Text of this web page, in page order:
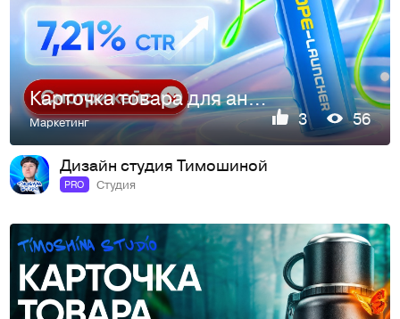
Карточка товара для анстистресса WB
Маркетинг 3 56
Дизайн студия Тимошиной
PRO Студия